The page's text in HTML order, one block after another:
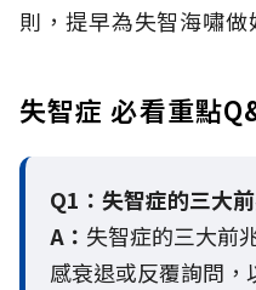
則，提早為失智海嘯做
失智症 必看重點
Q1：失智症的三大
A： 失智症的三大前
感衰退或反覆詢問